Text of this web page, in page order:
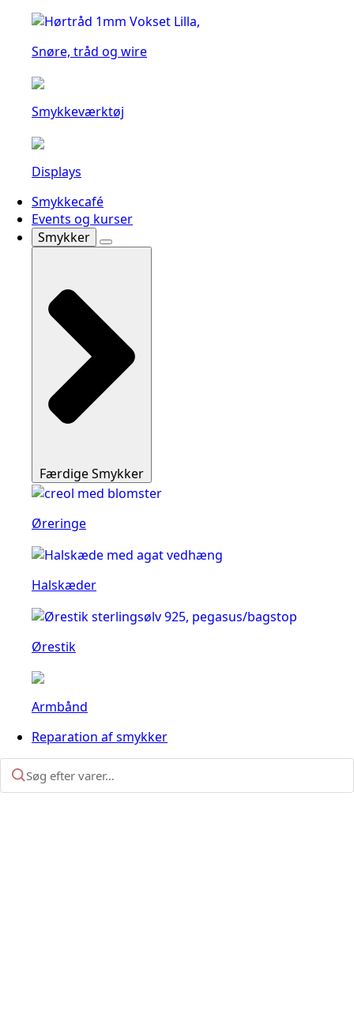
Snøre, tråd og wire
Smykkeværktøj
Displays
Smykkecafé
Events og kurser
Smykker
Færdige Smykker
Øreringe
Halskæder
Ørestik
Armbånd
Reparation af smykker